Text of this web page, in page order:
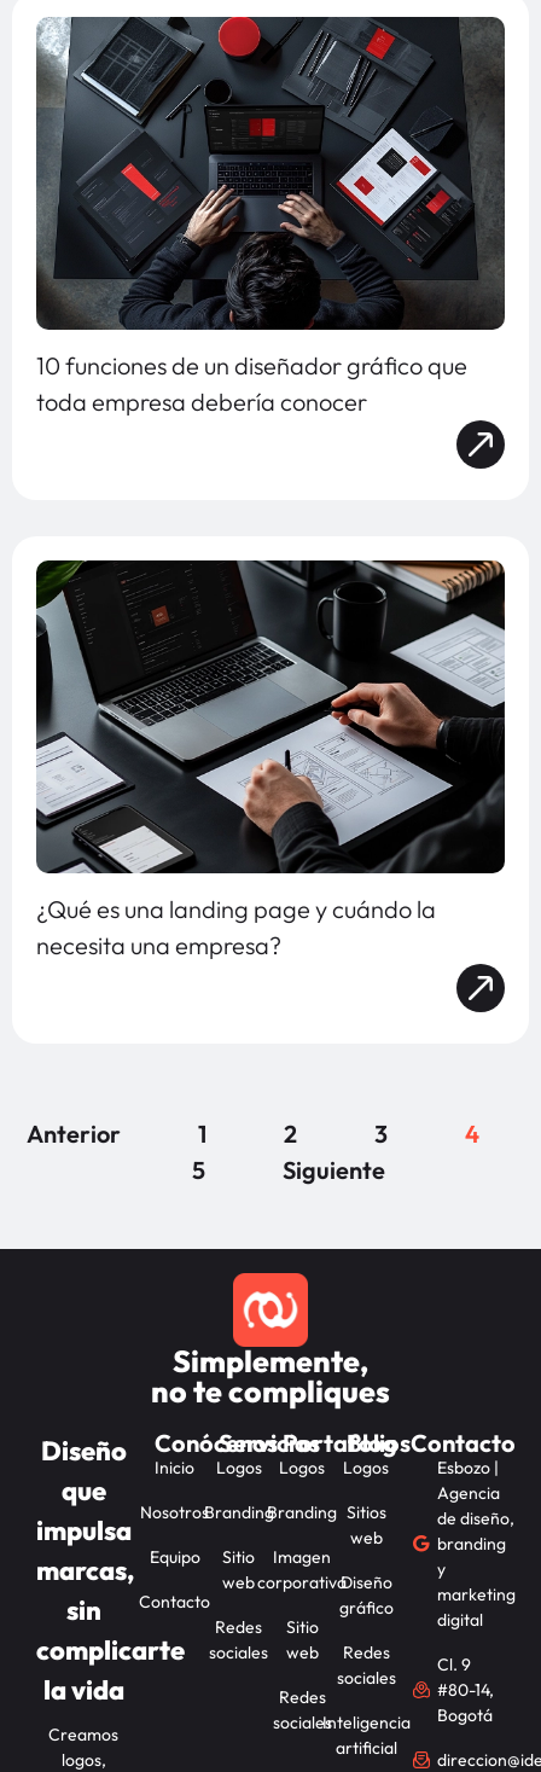
10 funciones de un diseñador gráfico que
toda empresa debería conocer
¿Qué es una landing page y cuándo la
necesita una empresa?
Anterior 1 2 3
4
5
Siguiente
Simplemente,
no te compliques
Diseño
que
impulsa
marcas,
sin
complicarte
la vida
Creamos
logos,
Conócenos
Inicio
Nosotros
Equipo
Contacto
Servicios
Logos
Branding
Sitio
web
Redes
sociales
Portafolios
Logos
Branding
Imagen
corporativa
Sitio
web
Redes
sociales
Blog
Logos
Sitios
web
Diseño
gráfico
Redes
sociales
Inteligencia
artificial
Contacto
Esbozo |
Agencia
de diseño,
branding
y
marketing
digital
Cl. 9
#80-14,
Bogotá